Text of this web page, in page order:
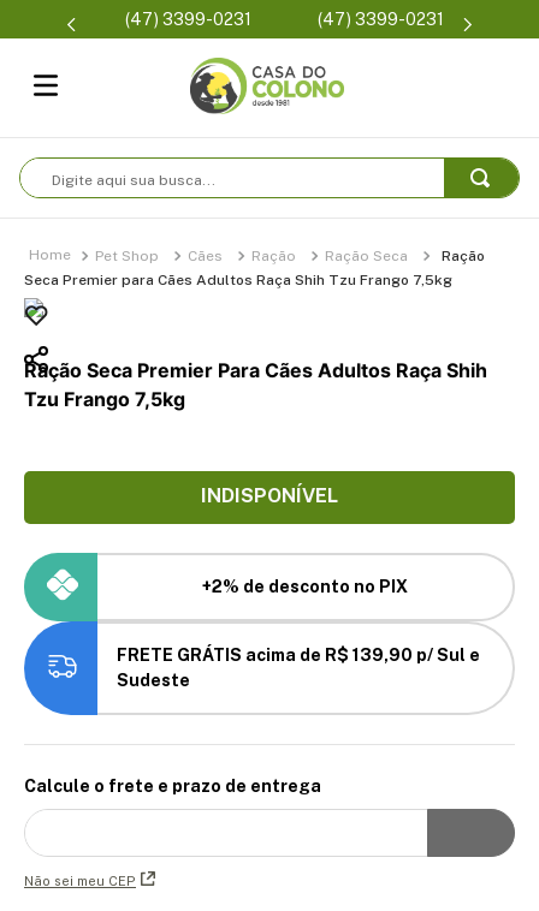
(47) 3399-0231 (47) 3399-0231
Digite aqui sua busca...
Pet Shop Cães Ração Ração Seca
Ração
Seca Premier para Cães Adultos Raça Shih Tzu Frango 7,5kg
Ração Seca Premier Para Cães Adultos Raça Shih
Tzu Frango 7,5kg
INDISPONÍVEL
+2% de desconto no PIX
FRETE GRÁTIS acima de R$ 139,90 p/ Sul e
Sudeste
Calcule o frete e prazo de entrega
Não sei meu CEP